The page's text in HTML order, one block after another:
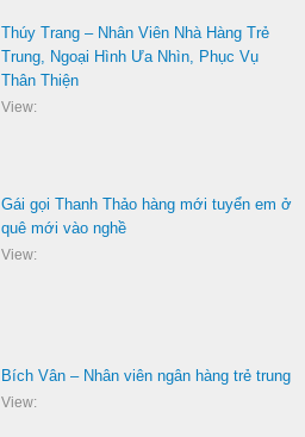
Thúy Trang – Nhân Viên Nhà Hàng Trẻ
Trung, Ngoại Hình Ưa Nhìn, Phục Vụ
Thân Thiện
View:
Gái gọi Thanh Thảo hàng mới tuyển em ở
quê mới vào nghề
View:
Bích Vân – Nhân viên ngân hàng trẻ trung
View: